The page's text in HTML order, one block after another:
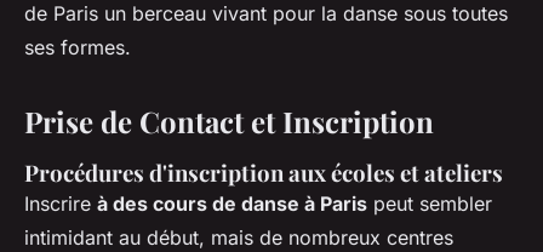
de Paris un berceau vivant pour la danse sous toutes
ses formes.
Prise de Contact et Inscription
Procédures d'inscription aux écoles et ateliers
Inscrire à des cours de danse à Paris peut sembler
intimidant au début, mais de nombreux centres